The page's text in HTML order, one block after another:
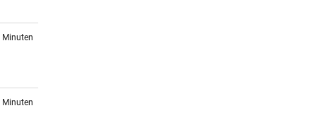
Minuten
Minuten